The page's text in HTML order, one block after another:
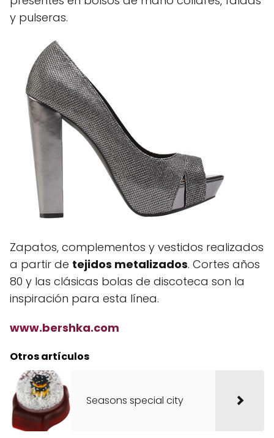
y pulseras.
Zapatos, complementos y vestidos realizados
a partir de tejidos metalizados. Cortes años
80 y las clásicas bolas de discoteca son la
inspiración para esta línea.
www.bershka.com
Otros artículos
Seasons special city